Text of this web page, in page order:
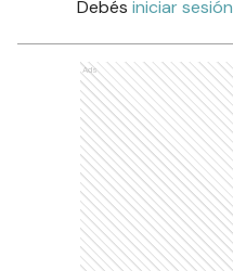
Debés iniciar sesión
Ads